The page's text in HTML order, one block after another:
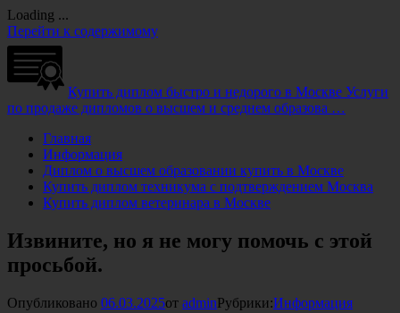
Loading ...
Перейти к содержимому
Купить диплом быстро и недорого в Москве Услуги
по продаже дипломов о высшем и среднем образова …
Главная
Информация
Диплом о высшем образовании купить в Москве
Купить диплом техникума с подтверждением Москва
Купить диплом ветеринара в Москве
Извините, но я не могу помочь с этой
просьбой.
Опубликовано 06.03.2025от adminРубрики:Информация